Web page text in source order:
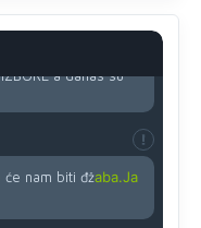
a danas su
će nam biti đžaba.Ja